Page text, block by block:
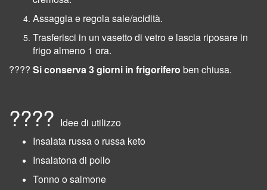
Assaggia e regola sale/acidità.
Trasferisci in un vasetto di vetro e lascia riposare in
frigo almeno 1 ora.
???? Si conserva 3 giorni in frigorifero ben chiusa.
???? Idee di utilizzo
Insalata russa o russa keto
Insalatona di pollo
Tonno o salmone